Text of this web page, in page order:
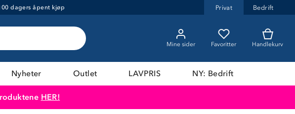
dagers åpent kjøp Privat Bedrift
Mine sider Favoritter Handlekurv
Nyheter Outlet LAVPRIS NY: Bedrift
HER!